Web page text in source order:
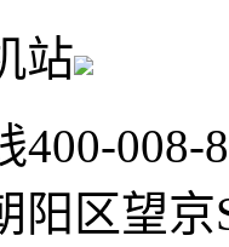
站
400-008-
阳区望京